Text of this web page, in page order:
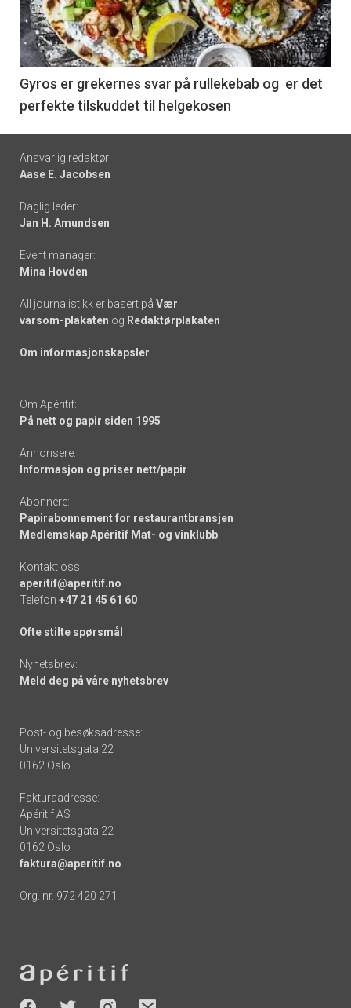
nå
-
6
Gyros er grekernes svar på rullekebab og er det
perfekte tilskuddet til helgekosen
Footer
-
links
Ansvarlig redaktør:
Aase E. Jacobsen
Daglig leder:
Jan H. Amundsen
Event manager:
Mina Hovden
All journalistikk er basert på Vær
varsom-plakaten og Redaktørplakaten
Om informasjonskapsler
Om Apéritif:
På nett og papir siden 1995
Annonsere:
Informasjon og priser nett/papir
Abonnere:
Papirabonnement for restaurantbransjen
Medlemskap Apéritif Mat- og vinklubb
Kontakt oss:
aperitif@aperitif.no
Telefon +47 21 45 61 60
Ofte stilte spørsmål
Nyhetsbrev:
Meld deg på våre nyhetsbrev
Post- og besøksadresse:
Universitetsgata 22
0162 Oslo
Fakturaadresse:
Apéritif AS
Universitetsgata 22
0162 Oslo
faktura@aperitif.no
Org. nr. 972 420 271
-